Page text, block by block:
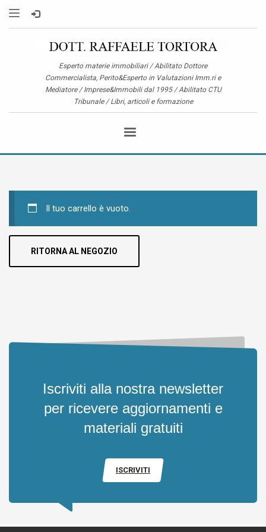
Esperto materie immobiliari / Abilitato Dottore
Commercialista, Perito&Esperto in Valutazioni Imm.ri e
Mediatore / Imprese&Immobili dal 1995 / Abilitato CTU
Tribunale / Libri, articoli e formazione
Il tuo carrello è vuoto.
RITORNA AL NEGOZIO
Iscriviti alla nostra newsletter
per ricevere aggiornamenti e
materiali gratuiti
ISCRIVITI